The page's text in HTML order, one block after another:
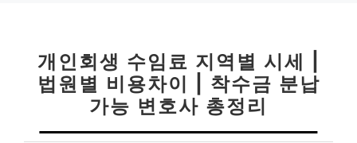
개인회생 수임료 지역별 시세 |
법원별 비용차이 | 착수금 분납
가능 변호사 총정리